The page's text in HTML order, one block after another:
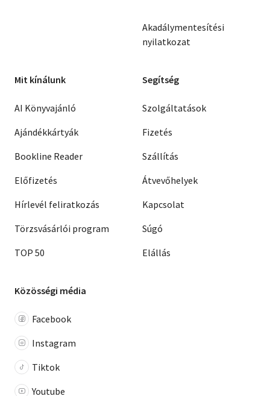
Akadálymentesítési
nyilatkozat
Mit kínálunk
AI Könyvajánló
Ajándékkártyák
Bookline Reader
Előfizetés
Hírlevél feliratkozás
Törzsvásárlói program
TOP 50
Segítség
Szolgáltatások
Fizetés
Szállítás
Átvevőhelyek
Kapcsolat
Súgó
Elállás
Közösségi média
Facebook
Instagram
Tiktok
Youtube